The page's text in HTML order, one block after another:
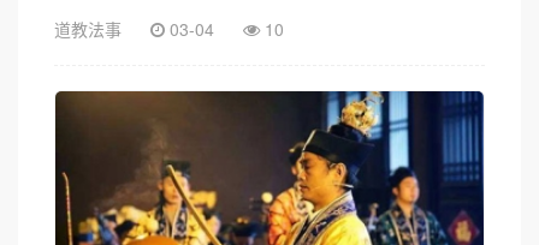
道教法事
03-04 10